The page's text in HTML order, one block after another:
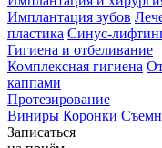
Имплантация зубов
пластика Синус-
Гигиена и отбеливание
Комплексная гигиена
каппами
Протезирование
Виниры Коронки
Записаться